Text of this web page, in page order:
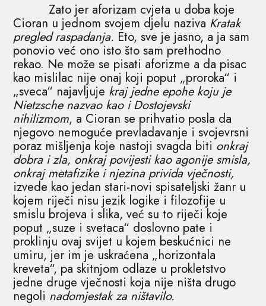
Zato jer aforizam cvjeta u doba koje
Cioran u jednom svojem djelu naziva Kratak
pregled raspadanja. Eto, sve je jasno, a ja sam
ponovio već ono isto što sam prethodno
rekao. Ne može se pisati aforizme a da pisac
kao mislilac nije onaj koji poput „proroka“ i
„sveca“ najavljuje kraj jedne epohe koju je
Nietzsche nazvao kao i Dostojevski
nihilizmom, a Cioran se prihvatio posla da
njegovo nemoguće prevladavanje i svojevrsni
poraz mišljenja koje nastoji svagda biti onkraj
dobra i zla, onkraj povijesti kao agonije smisla,
onkraj metafizike i njezina privida vječnosti,
izvede kao jedan stari-novi spisateljski žanr u
kojem riječi nisu jezik logike i filozofije u
smislu brojeva i slika, već su to riječi koje
poput „suze i svetaca“ doslovno pate i
proklinju ovaj svijet u kojem beskućnici ne
umiru, jer im je uskraćena „horizontala
kreveta“, pa skitnjom odlaze u prokletstvo
jedne druge vječnosti koja nije ništa drugo
negoli nadomjestak za ništavilo.